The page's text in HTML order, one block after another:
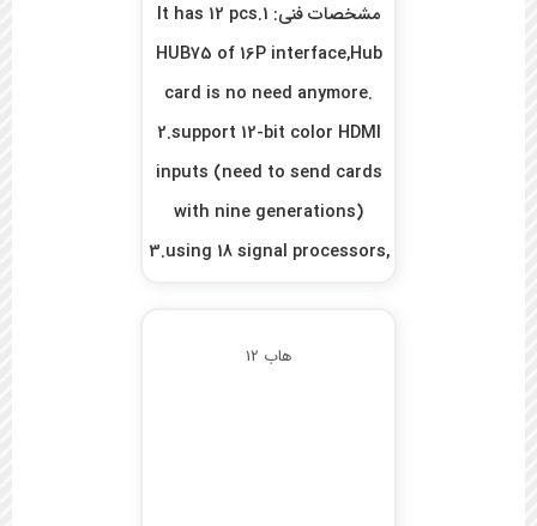
مشخصات فنی: 1.It has 12 pcs
HUB75 of 16P interface,Hub
card is no need anymore.
2.support 12-bit color HDMI
inputs (need to send cards
with nine generations)
3.using 18 signal processors,
هاب 12